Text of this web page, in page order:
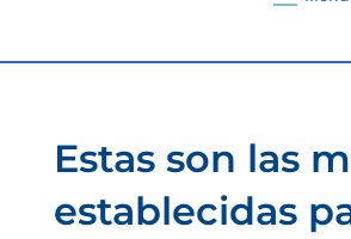
Estas son las
establecidas